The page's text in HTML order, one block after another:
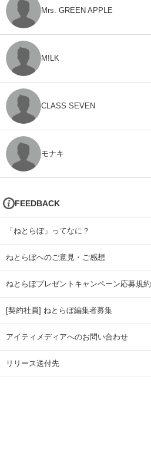
Mrs. GREEN APPLE
M!LK
CLASS SEVEN
モナキ
FEEDBACK
「ねとらぼ」ってなに？
ねとらぼへのご意見・ご感想
ねとらぼプレゼントキャンペーン応募規約
[契約社員] ねとらぼ編集者募集
アイティメディアへのお問い合わせ
リリース送付先